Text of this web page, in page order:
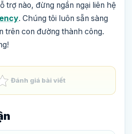
trợ nào, đừng ngần ngại liên hệ
. Chúng tôi luôn sẵn sàng
trên con đường thành công.
Đánh giá bài viết